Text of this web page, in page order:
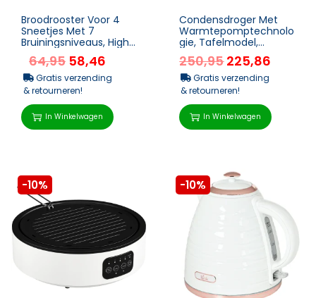
Broodrooster Voor 4
Sneetjes Met 7
Bruiningsniveaus, High-
Lift,
Opwarm-/Ontdooi-/Af
breekfunctie, Gri...
64,95 58,46
Gratis verzending
& retourneren!
In Winkelwagen
Condensdroger Met
Warmtepomptechnolo
gie, Tafelmodel,
Maandelijkse
Financiering
250,95225,86
Gratis verzending
& retourneren!
In Winkelwagen
-10% -10%